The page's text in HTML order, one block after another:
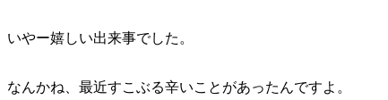
いやー嬉しい出来事でした。
なんかね、最近すこぶる辛いことがあったんですよ。